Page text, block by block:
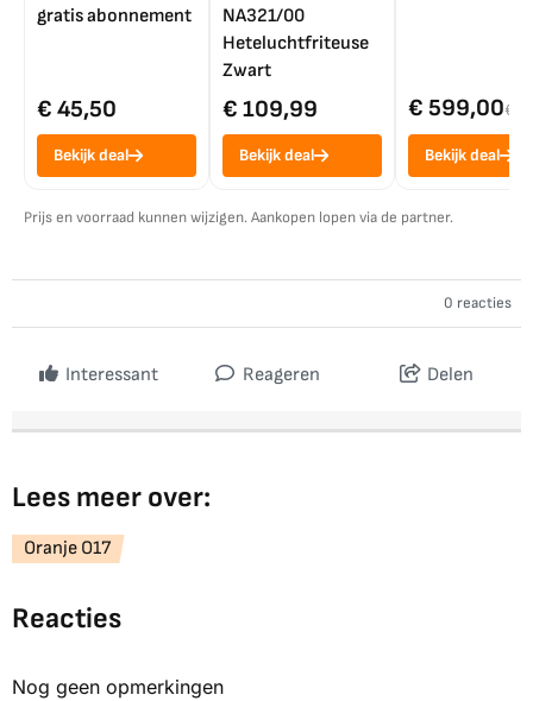
gratis abonnement
€ 45,50
Bekijk deal
NA321/00
Heteluchtfriteuse
Zwart
€ 109,99
Bekijk deal
€ 599,00€
Bekijk deal
Prijs en voorraad kunnen wijzigen. Aankopen lopen via de partner.
0 reacties
Interessant Reageren Delen
Lees meer over:
Oranje O17
Reacties
Nog geen opmerkingen